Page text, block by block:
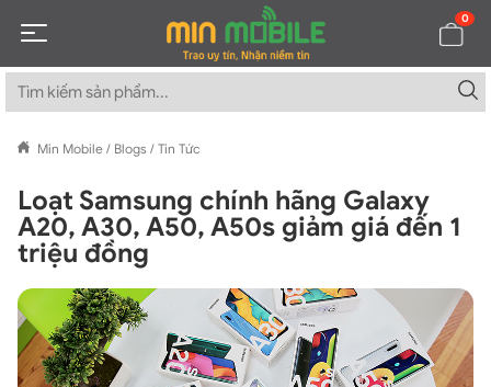
0
Min Mobile / Blogs / Tin Tức
Loạt Samsung chính hãng Galaxy
A20, A30, A50, A50s giảm giá đến 1
triệu đồng